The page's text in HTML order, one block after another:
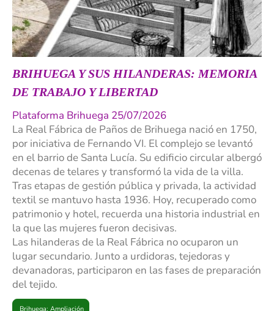
BRIHUEGA Y SUS HILANDERAS: MEMORIA
DE TRABAJO Y LIBERTAD
Plataforma Brihuega 25/07/2026
La Real Fábrica de Paños de Brihuega nació en 1750,
por iniciativa de Fernando VI. El complejo se levantó
en el barrio de Santa Lucía. Su edificio circular albergó
decenas de telares y transformó la vida de la villa.
Tras etapas de gestión pública y privada, la actividad
textil se mantuvo hasta 1936. Hoy, recuperado como
patrimonio y hotel, recuerda una historia industrial en
la que las mujeres fueron decisivas.
Las hilanderas de la Real Fábrica no ocuparon un
lugar secundario. Junto a urdidoras, tejedoras y
devanadoras, participaron en las fases de preparación
del tejido.
Brihuega: Ampliación